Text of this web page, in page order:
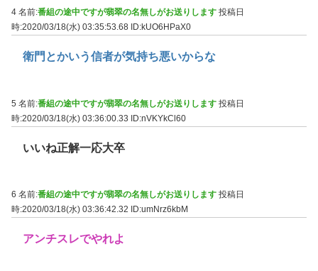
4 名前:番組の途中ですが翡翠の名無しがお送りします 投稿日
時:2020/03/18(水) 03:35:53.68 ID:kUO6HPaX0
衛門とかいう信者が気持ち悪いからな
5 名前:番組の途中ですが翡翠の名無しがお送りします 投稿日
時:2020/03/18(水) 03:36:00.33 ID:nVKYkCl60
いいね正解一応大卒
6 名前:番組の途中ですが翡翠の名無しがお送りします 投稿日
時:2020/03/18(水) 03:36:42.32
ID:umNrz6kbM
アンチスレでやれよ